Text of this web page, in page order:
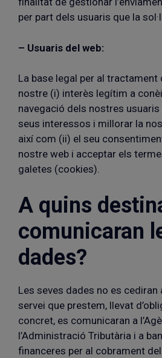
per part dels usuaris que la
– Usuaris del web:
La base legal per al tractament
nostre (i) interès legítim a
navegació dels nostres
seus interessos i millorar la
així com (ii) el seu
nostre web i acceptar els
galetes (cookies).
A quins
comunicaran
dades?
Les seves dades no es cediran
servei que prestem, llevat
concret, es comunicaran a
l’Administració Tributària i a
financeres per al cobrament